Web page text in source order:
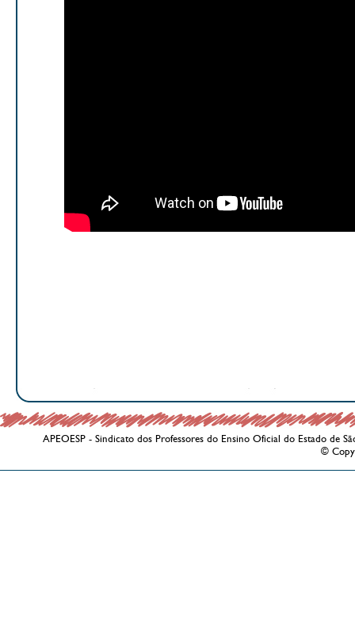
APEOESP - Sindicato dos Professores do Ensino Oficial do Estado de
©